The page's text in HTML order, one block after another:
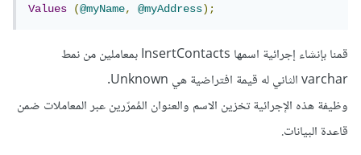
Values
(@myName, @myAddress);
قمنا بإنشاء إجرائية اسمها InsertContacts بمعاملين من نمط
varchar الثاني له قيمة افتراضية هي Unknown.
وظيفة هذه الإجرائية تخزين الاسم والعنوان المُمرّرين عبر المعاملات ضمن
قاعدة البيانات.